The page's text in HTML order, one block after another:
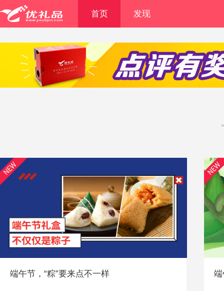
首页 发现
端午节，“粽”要来点不一样